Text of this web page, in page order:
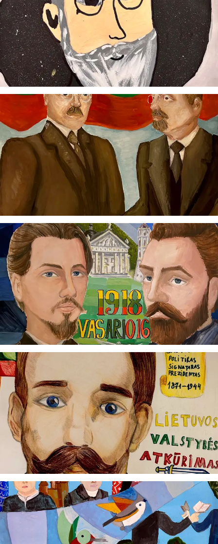
Virtualus asistentas E. Balsio gimnazijos DI
Sveiki! Taip, aš esu virtualus. Tačiau dirbtinis intelektas
suteikia man galimybę ne tik analizuoti Jūsų klausimą, bet
dar tobulai atsimenu visą šioje svetainėje pateiktą
informaciją. Jei visgi man pritrūks išmanumo - pateiksiu
Jums reikiamus kontaktus, kur galėsite pasiklausti
atsakingo specialisto.